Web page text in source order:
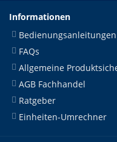
Informationen
Bedienungsanleitungen
FAQs
Allgemeine
AGB Fachhandel
Ratgeber
Einheiten-Umrechner